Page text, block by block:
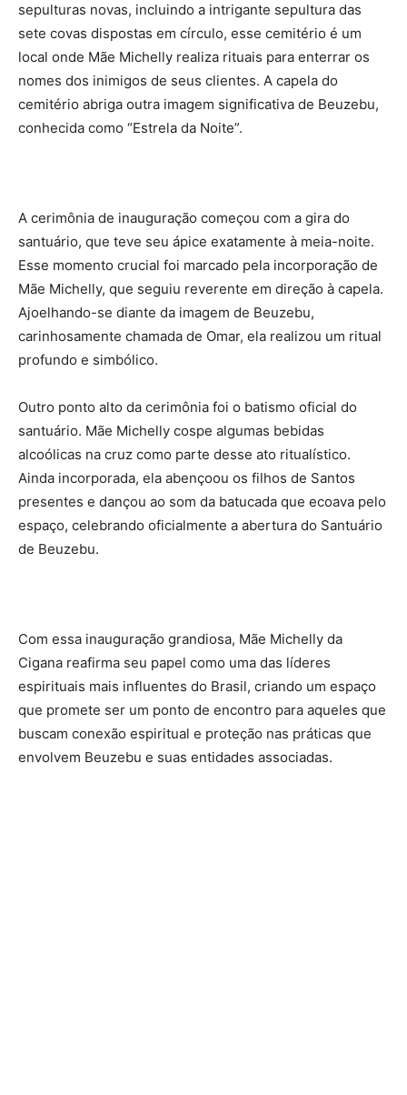
sepulturas novas, incluindo a intrigante sepultura das
sete covas dispostas em círculo, esse cemitério é um
local onde Mãe Michelly realiza rituais para enterrar os
nomes dos inimigos de seus clientes. A capela do
cemitério abriga outra imagem significativa de Beuzebu,
conhecida como “Estrela da Noite”.
A cerimônia de inauguração começou com a gira do
santuário, que teve seu ápice exatamente à meia-noite.
Esse momento crucial foi marcado pela incorporação de
Mãe Michelly, que seguiu reverente em direção à capela.
Ajoelhando-se diante da imagem de Beuzebu,
carinhosamente chamada de Omar, ela realizou um ritual
profundo e simbólico.
Outro ponto alto da cerimônia foi o batismo oficial do
santuário. Mãe Michelly cospe algumas bebidas
alcoólicas na cruz como parte desse ato ritualístico.
Ainda incorporada, ela abençoou os filhos de Santos
presentes e dançou ao som da batucada que ecoava pelo
espaço, celebrando oficialmente a abertura do Santuário
de Beuzebu.
Com essa inauguração grandiosa, Mãe Michelly da
Cigana reafirma seu papel como uma das líderes
espirituais mais influentes do Brasil, criando um espaço
que promete ser um ponto de encontro para aqueles que
buscam conexão espiritual e proteção nas práticas que
envolvem Beuzebu e suas entidades associadas.